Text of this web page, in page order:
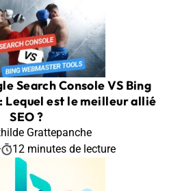
Search Console VS Bing
Lequel est le meilleur allié
SEO ?
Grattepanche
· 12 minutes de lecture